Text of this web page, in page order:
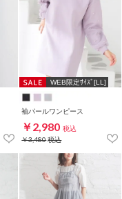
WEB限定ｻｲｽﾞ[LL]
袖パールワンピース
￥2,980 税込
￥3,480税込